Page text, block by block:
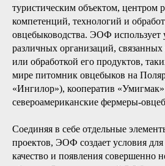
туристическим объектом, центром
компетенций, технологий и
овцебыководства. ЭОФ
различных организаций,
или обработкой его продуктов,
мире питомник овцебыков на
«Ингилор»), кооператив
североамериканские фермеры-
Соединяя в себе отдельные
проектов, ЭОФ создает условия для
качество и появления совершенно